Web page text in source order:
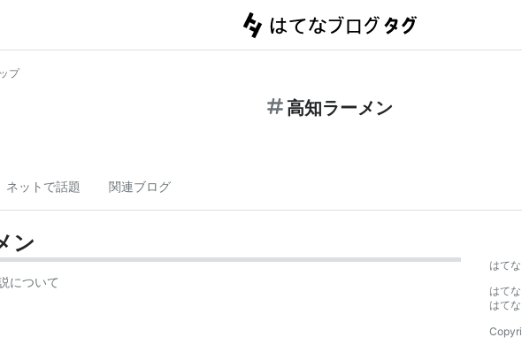
プ
高知ラーメン
ネットで話題 関連ブログ
ン
について
はて
はて
はて